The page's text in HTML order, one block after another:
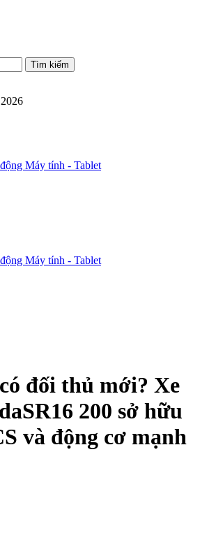
Tìm kiếm
Tìm kiếm
Máy tính - Tablet
Máy tính - Tablet
đối thủ mới? Xe
200 sở hữu
và động cơ mạnh